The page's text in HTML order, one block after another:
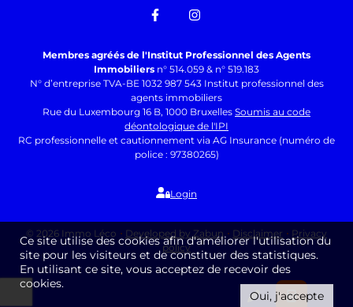
Membres agréés de l'Institut Professionnel des Agents
Immobiliers n° 514.059 & n° 519.183
N° d’entreprise TVA-BE 1032 987 543 Institut professionnel des
agents immobiliers
Rue du Luxembourg 16 B, 1000 Bruxelles Soumis au code
déontologique de l'IPI
RC professionnelle et cautionnement via AG Insurance (numéro de
police : 97380265)
Login
© 2026 Immo Léco Developed by Zabun Disclaimer
Privacy
policy
Ce site utilise des cookies afin d'améliorer l'utilisation du
site pour les visiteurs et de constituer des statistiques.
En utilisant ce site, vous acceptez de recevoir des
cookies.
Oui, j'accepte